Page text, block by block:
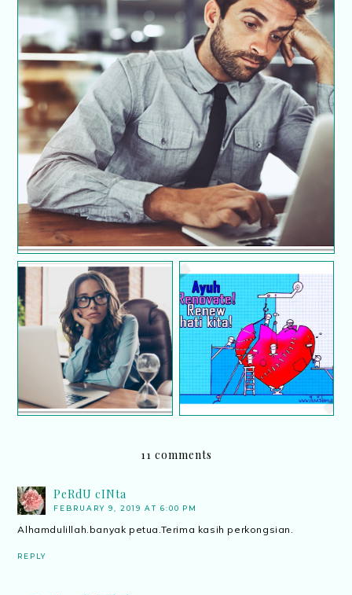
Bangkitkan Kembali Semangat Kerja Yang
Merundum
Tips Mengatasi
Kebosanan Bekerja
10 Pembasuh Dosa Dan
Penawar Hati
11 comments
PeRdU cINta
FEBRUARY 9, 2019 AT 6:00 PM
Alhamdulillah.banyak petua.Terima kasih perkongsian.
REPLY